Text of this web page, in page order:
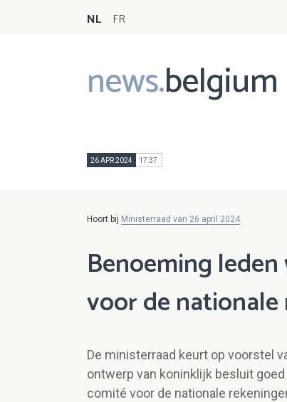
NL FR
news.belgium
Main
navigation
26 APR 2024 17:37
Hoort bij Ministerraad van 26 april 2024
Benoeming
voor de
De ministerraad keurt op voorstel
ontwerp van koninklijk besluit
comité voor de nationale